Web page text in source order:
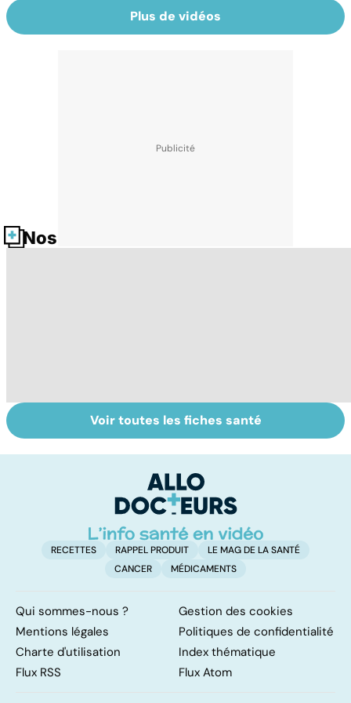
Plus de vidéos
Nos fiches santé
Tumeurs du
cerveau : ce que
Tout savoir sur
les infections
Voir toutes les fiches santé
RECETTES RAPPEL PRODUIT
LE MAG DE LA SANTÉ
CANCER
MÉDICAMENTS
Qui sommes-nous ?
Gestion des cookies
Mentions légales
Politiques de confidentialité
Charte d'utilisation
Index thématique
Flux RSS
Flux Atom